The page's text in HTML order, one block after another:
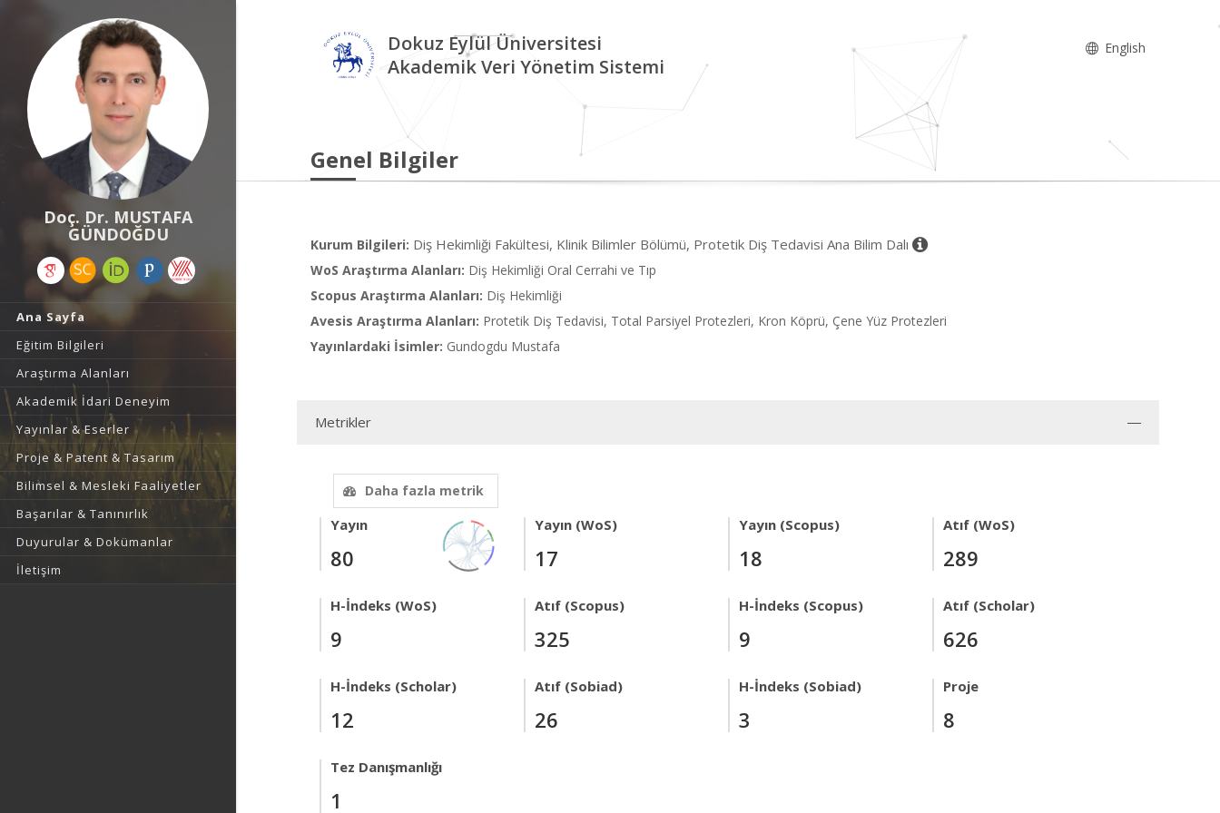
Doç. Dr. MUSTAFA
GÜNDOĞDU
Ana Sayfa
Eğitim Bilgileri
Araştırma Alanları
Akademik İdari Deneyim
Yayınlar & Eserler
Proje & Patent & Tasarım
Bilimsel & Mesleki Faaliyetler
Başarılar & Tanınırlık
Duyurular & Dokümanlar
İletişim
Dokuz Eylül Üniversitesi
Akademik Veri Yönetim Sistemi
English
Genel Bilgiler
Kurum Bilgileri: Diş Hekimliği Fakültesi, Klinik Bilimler Bölümü, Protetik Diş Tedavisi Ana Bilim Dalı
WoS Araştırma Alanları: Diş Hekimliği Oral Cerrahi ve Tıp
Scopus Araştırma Alanları: Diş Hekimliği
Avesis Araştırma Alanları: Protetik Diş Tedavisi, Total Parsiyel Protezleri, Kron Köprü, Çene Yüz Protezleri
Yayınlardaki İsimler: Gundogdu Mustafa
Metrikler
Daha fazla metrik
Yayın
80
Yayın (WoS)
17
Yayın (Scopus)
18
Atıf (WoS)
289
H-İndeks (WoS)
9
Atıf (Scopus)
325
H-İndeks (Scopus)
9
Atıf (Scholar)
626
H-İndeks (Scholar)
12
Atıf (Sobiad)
26
H-İndeks (Sobiad)
3
Proje
8
Tez Danışmanlığı
1